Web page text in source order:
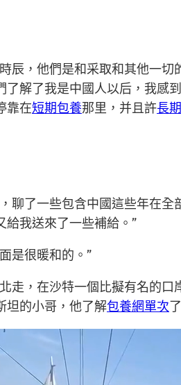
辰，他們是和采取和其他一
解了我是中國人以后，我感
靠在短期包養那里，并且許長
聊了一些包含中國這些年在全
我送來了一些補給。”
是很暖和的。”
走，在沙特一個比擬有名的口
坦的小哥，他了解包養網單次